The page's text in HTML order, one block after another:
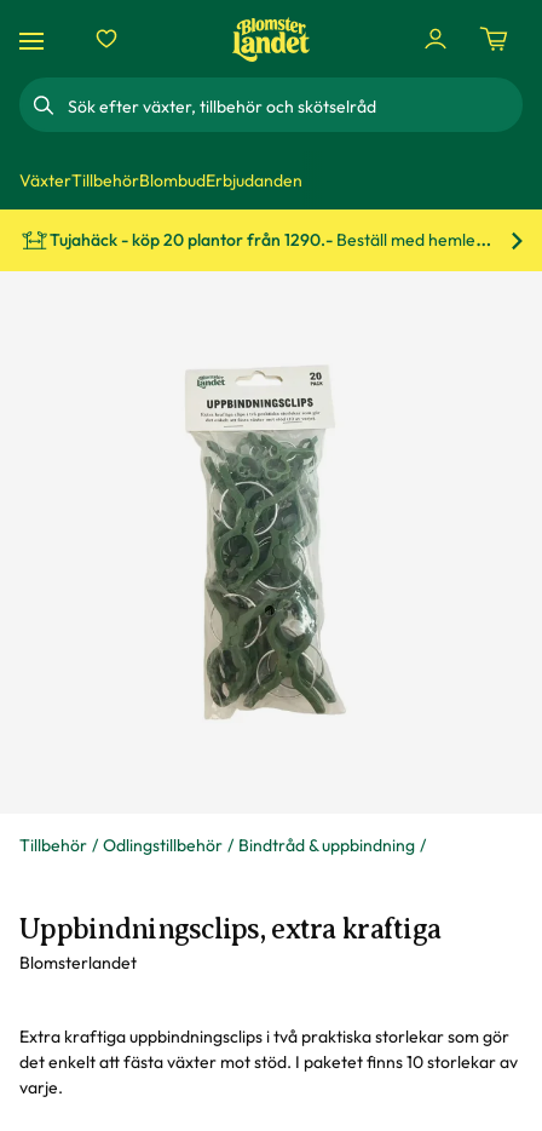
Sök
VäxterTillbehörBlombudErbjudanden
Tujahäck - köp 20 plantor från 1290.- Beställ med hemleverans!
Tillbehör Odlingstillbehör Bindtråd & uppbindning
Uppbindningsclips, extra kraftiga
Blomsterlandet
Extra kraftiga uppbindningsclips i två praktiska storlekar som gör
det enkelt att fästa växter mot stöd. I paketet finns 10 storlekar av
varje.